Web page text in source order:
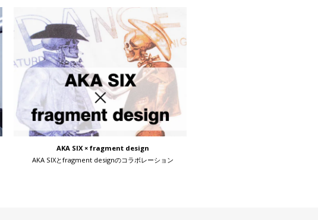
AKA SIX × fragment design
AKA SIXとfragment designのコラボレーション